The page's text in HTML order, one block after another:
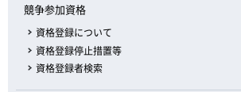
競争参加資格
資格登録について
資格登録停止措置等
資格登録者検索